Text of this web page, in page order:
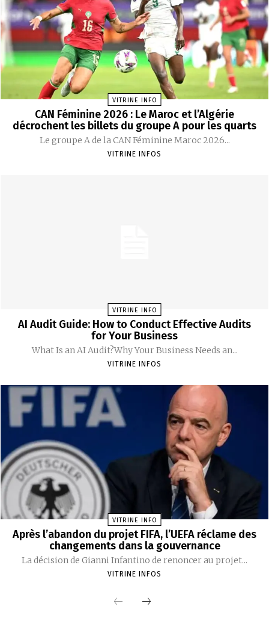
VITRINE INFO
CAN Féminine 2026 : Le Maroc et l’Algérie
décrochent les billets du groupe A pour les quarts
Le groupe A de la CAN Féminine Maroc 2026...
VITRINE INFOS
VITRINE INFO
AI Audit Guide: How to Conduct Effective Audits
for Your Business
What Is an AI Audit?Why Your Business Needs an...
VITRINE INFOS
VITRINE INFO
Après l’abandon du projet FIFA, l’UEFA réclame des
changements dans la gouvernance
La décision de Gianni Infantino de renoncer au projet...
VITRINE INFOS